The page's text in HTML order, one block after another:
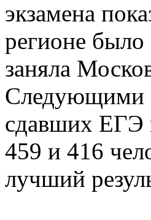
экзамена
регионе было
заняла
Следующими
сдавших ЕГЭ
459 и 416
лучший